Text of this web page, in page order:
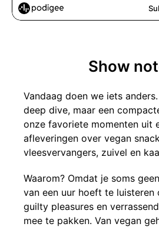
Show
Vandaag doen we iets
deep dive, maar een
onze favoriete momenten uit
afleveringen over vegan
vleesvervangers, zuivel en
Waarom? Omdat je soms
van een uur hoeft te luisteren
guilty pleasures en
mee te pakken. Van vegan